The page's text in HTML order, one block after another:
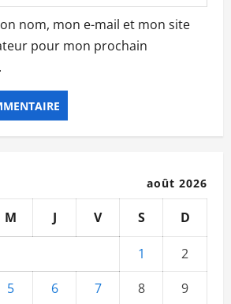
nom, mon e-mail et mon site
pour mon prochain
août 2026
M J V S D
1
2
5 6 7 8
9